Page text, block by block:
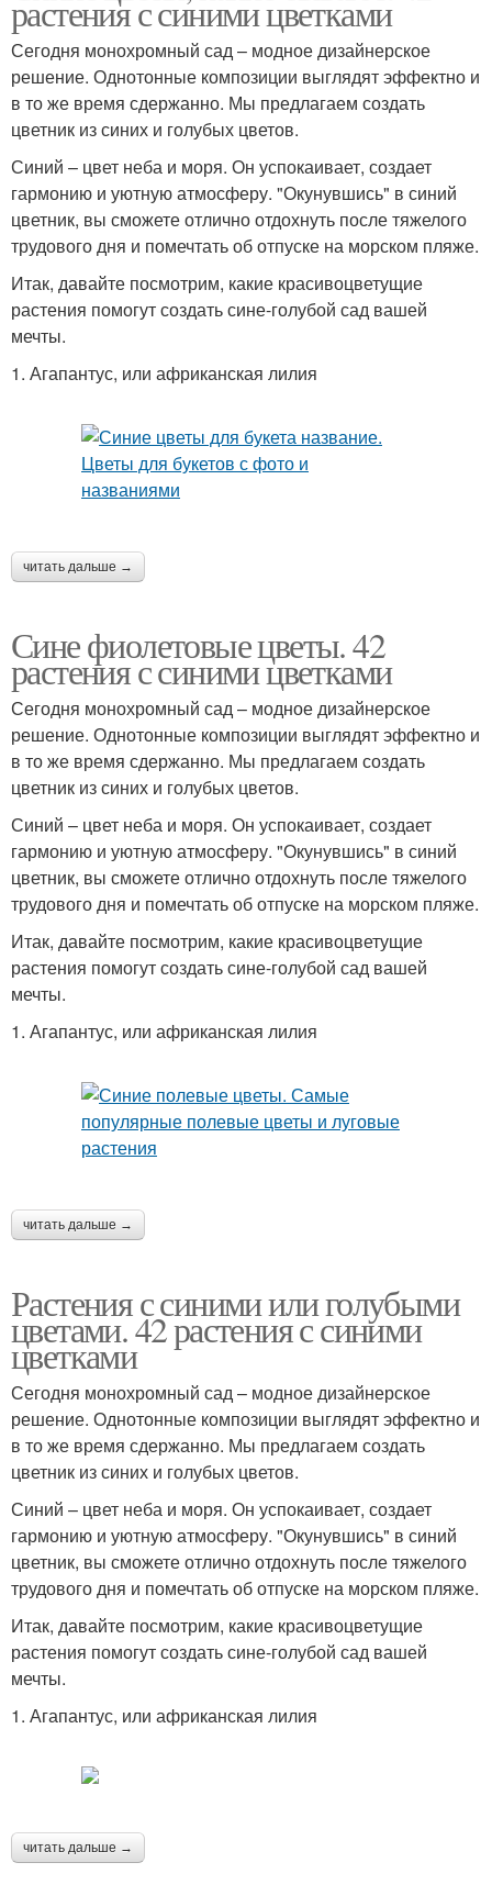
растения с синими цветками
Сегодня монохромный сад – модное дизайнерское
решение. Однотонные композиции выглядят эффектно и
в то же время сдержанно. Мы предлагаем создать
цветник из синих и голубых цветов.
Синий – цвет неба и моря. Он успокаивает, создает
гармонию и уютную атмосферу. "Окунувшись" в синий
цветник, вы сможете отлично отдохнуть после тяжелого
трудового дня и помечтать об отпуске на морском пляже.
Итак, давайте посмотрим, какие красивоцветущие
растения помогут создать сине-голубой сад вашей
мечты.
1. Агапантус, или африканская лилия
читать дальше →
Сине фиолетовые цветы. 42
растения с синими цветками
Сегодня монохромный сад – модное дизайнерское
решение. Однотонные композиции выглядят эффектно и
в то же время сдержанно. Мы предлагаем создать
цветник из синих и голубых цветов.
Синий – цвет неба и моря. Он успокаивает, создает
гармонию и уютную атмосферу. "Окунувшись" в синий
цветник, вы сможете отлично отдохнуть после тяжелого
трудового дня и помечтать об отпуске на морском пляже.
Итак, давайте посмотрим, какие красивоцветущие
растения помогут создать сине-голубой сад вашей
мечты.
1. Агапантус, или африканская лилия
читать дальше →
Растения с синими или голубыми
цветами. 42 растения с синими
цветками
Сегодня монохромный сад – модное дизайнерское
решение. Однотонные композиции выглядят эффектно и
в то же время сдержанно. Мы предлагаем создать
цветник из синих и голубых цветов.
Синий – цвет неба и моря. Он успокаивает, создает
гармонию и уютную атмосферу. "Окунувшись" в синий
цветник, вы сможете отлично отдохнуть после тяжелого
трудового дня и помечтать об отпуске на морском пляже.
Итак, давайте посмотрим, какие красивоцветущие
растения помогут создать сине-голубой сад вашей
мечты.
1. Агапантус, или африканская лилия
читать дальше →